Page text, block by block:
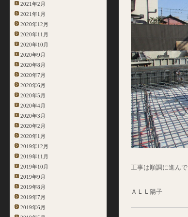
2021年2月
2021年1月
2020年12月
2020年11月
2020年10月
2020年9月
2020年8月
2020年7月
2020年6月
2020年5月
2020年4月
2020年3月
2020年2月
2020年1月
2019年12月
2019年11月
2019年10月
2019年9月
2019年8月
2019年7月
2019年6月
工事は順調に進んで
ＡＬＬ陽子